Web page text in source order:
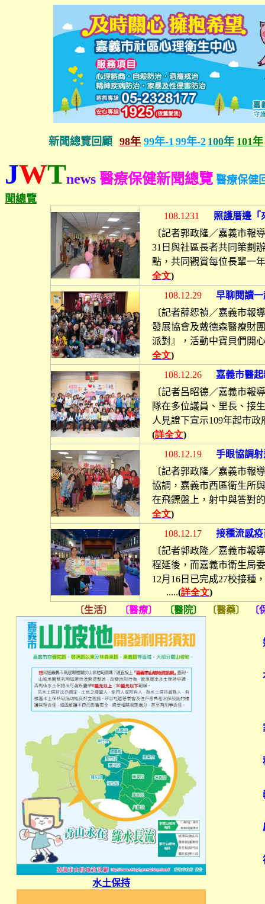
新聞總覽回顧 98年 99年-1 99年-2 100年 101年
JWTnews 醫療保健新聞總覽 醫療保健
聞總覽
108.1231
照護厝邊
〔記者郭政隆／嘉義市報
31 日與社區長者共同策劃
點，共同觀賞每位長輩一
全文)
108.12.29
早聊閱讀
〔記者薛恕禎／嘉義市
發展協會及戴德森醫療財
派對』，活動中寶貝們開
全文)
108.12.26
嘉義市醫
〔記者呂昭德／嘉義市報
隊在多位議員、里長、接
人見證下宣示109年起市政
(詳全文)
108.12.19
手眼協調
〔記者郭政隆／嘉義市報
協調，嘉義市西區衛生所
在飛鏢盤上，射中與答對
全文)
108.12.17
接種流感
〔記者郭政隆／嘉義市報
程延後，而嘉義市衛生局
12月16日已完成27校接種
.....(詳全文)
〔生活〕
〔醫療〕 〔醫院〕 〔醫藥〕 〔
水土保持